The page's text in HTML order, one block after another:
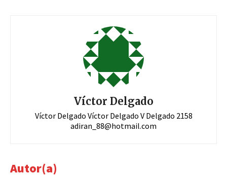
Víctor Delgado
Víctor Delgado Víctor Delgado V Delgado 2158
adiran_88@hotmail.com
Autor(a)